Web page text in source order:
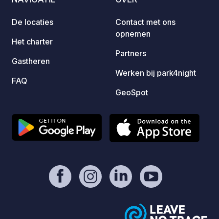
De locaties
Het charter
Gastheren
FAQ
Contact met ons
opnemen
Partners
Werken bij park4night
GeoSpot